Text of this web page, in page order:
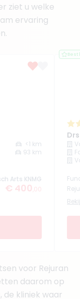
Cosmetisch arts
ziet u welke
ervaring
<1 km
93 km
Arts KNMG
€ 400 ,00
voor Rejuran
daarom op
kliniek waar